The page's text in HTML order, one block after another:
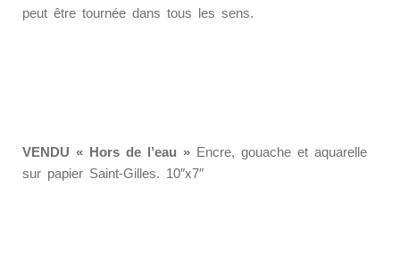
peut être tournée dans tous les sens.
VENDU « Hors de l’eau » Encre, gouache et aquarelle
sur papier Saint-Gilles. 10″x7″